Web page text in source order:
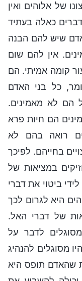
של אלוהים ואין
כאלה בעתיד
שיש להם הבנה
אין להם שום
קומה אמיתי. הם
כל בני האדם
הם לא מאמינים.
הם חיות פרא
רואה בהם לא
בחייהם. לפיכך
במציאות של
ביטוי את דברי
היא לגרום לכך
של דברי האל.
לדבר על
מסוגלים להנהיג
שהאדם תופס היא